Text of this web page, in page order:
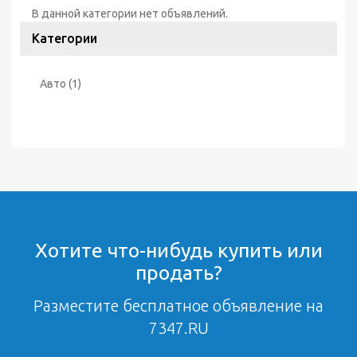
В данной категории нет объявлений.
Категории
Авто (1)
Хотите что-нибудь купить или
продать?
Разместите бесплатное объявление на
7347.RU